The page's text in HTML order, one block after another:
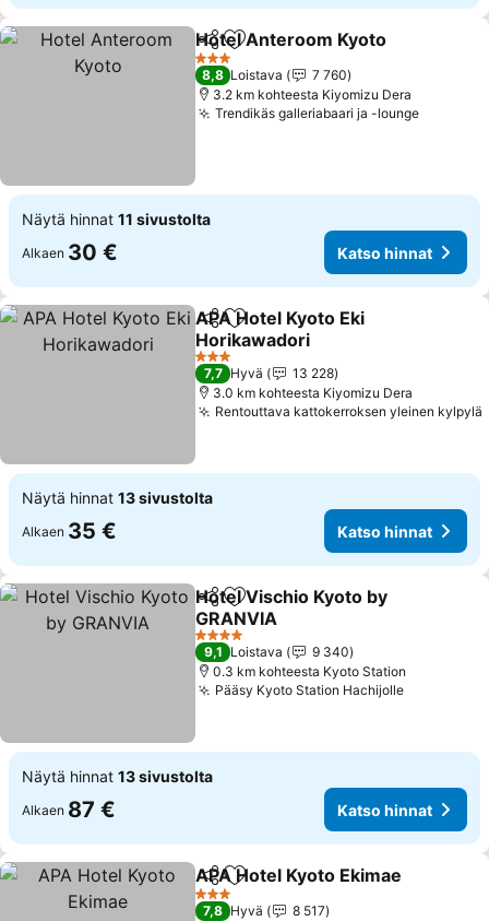
Jaa Lisää suosikkeihin
Hotel Anteroom Kyoto
3 Tähtiluokitus
8,8 Loistava
7 760
3.2 km kohteesta Kiyomizu Dera
Trendikäs galleriabaari ja -loungeKatso
Näytä hinnat 11 sivustolta
Alkaen 30 € Katso hinnat
Jaa Lisää suosikkeihin
APA Hotel Kyoto Eki
Horikawadori
Katso hinnat
3 Tähtiluokitus
7,7 Hyvä
13 228
3.0 km kohteesta Kiyomizu Dera
Rentouttava kattokerroksen yleinen kylpylä
Näytä hinnat 13 sivustolta
Alkaen 35 € Katso hinnat
Jaa Lisää suosikkeihin
Hotel Vischio Kyoto by
GRANVIA
Katso hinnat
4 Tähtiluokitus
9,1 Loistava
9 340
0.3 km kohteesta Kyoto Station
Pääsy Kyoto Station HachijolleKatso
Näytä hinnat 13 sivustolta
Alkaen 87 € Katso hinnat
Jaa Lisää suosikkeihin
APA Hotel Kyoto Ekimae
3 Tähtiluokitus
7,8 Hyvä
8 517